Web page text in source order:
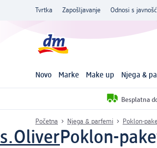
Tvrtka Zapošljavanje Odnosi s
Novo Marke Make up Njega &
Besplatna
Početna Njega & parfemi Poklon-
s.OliverPoklon-